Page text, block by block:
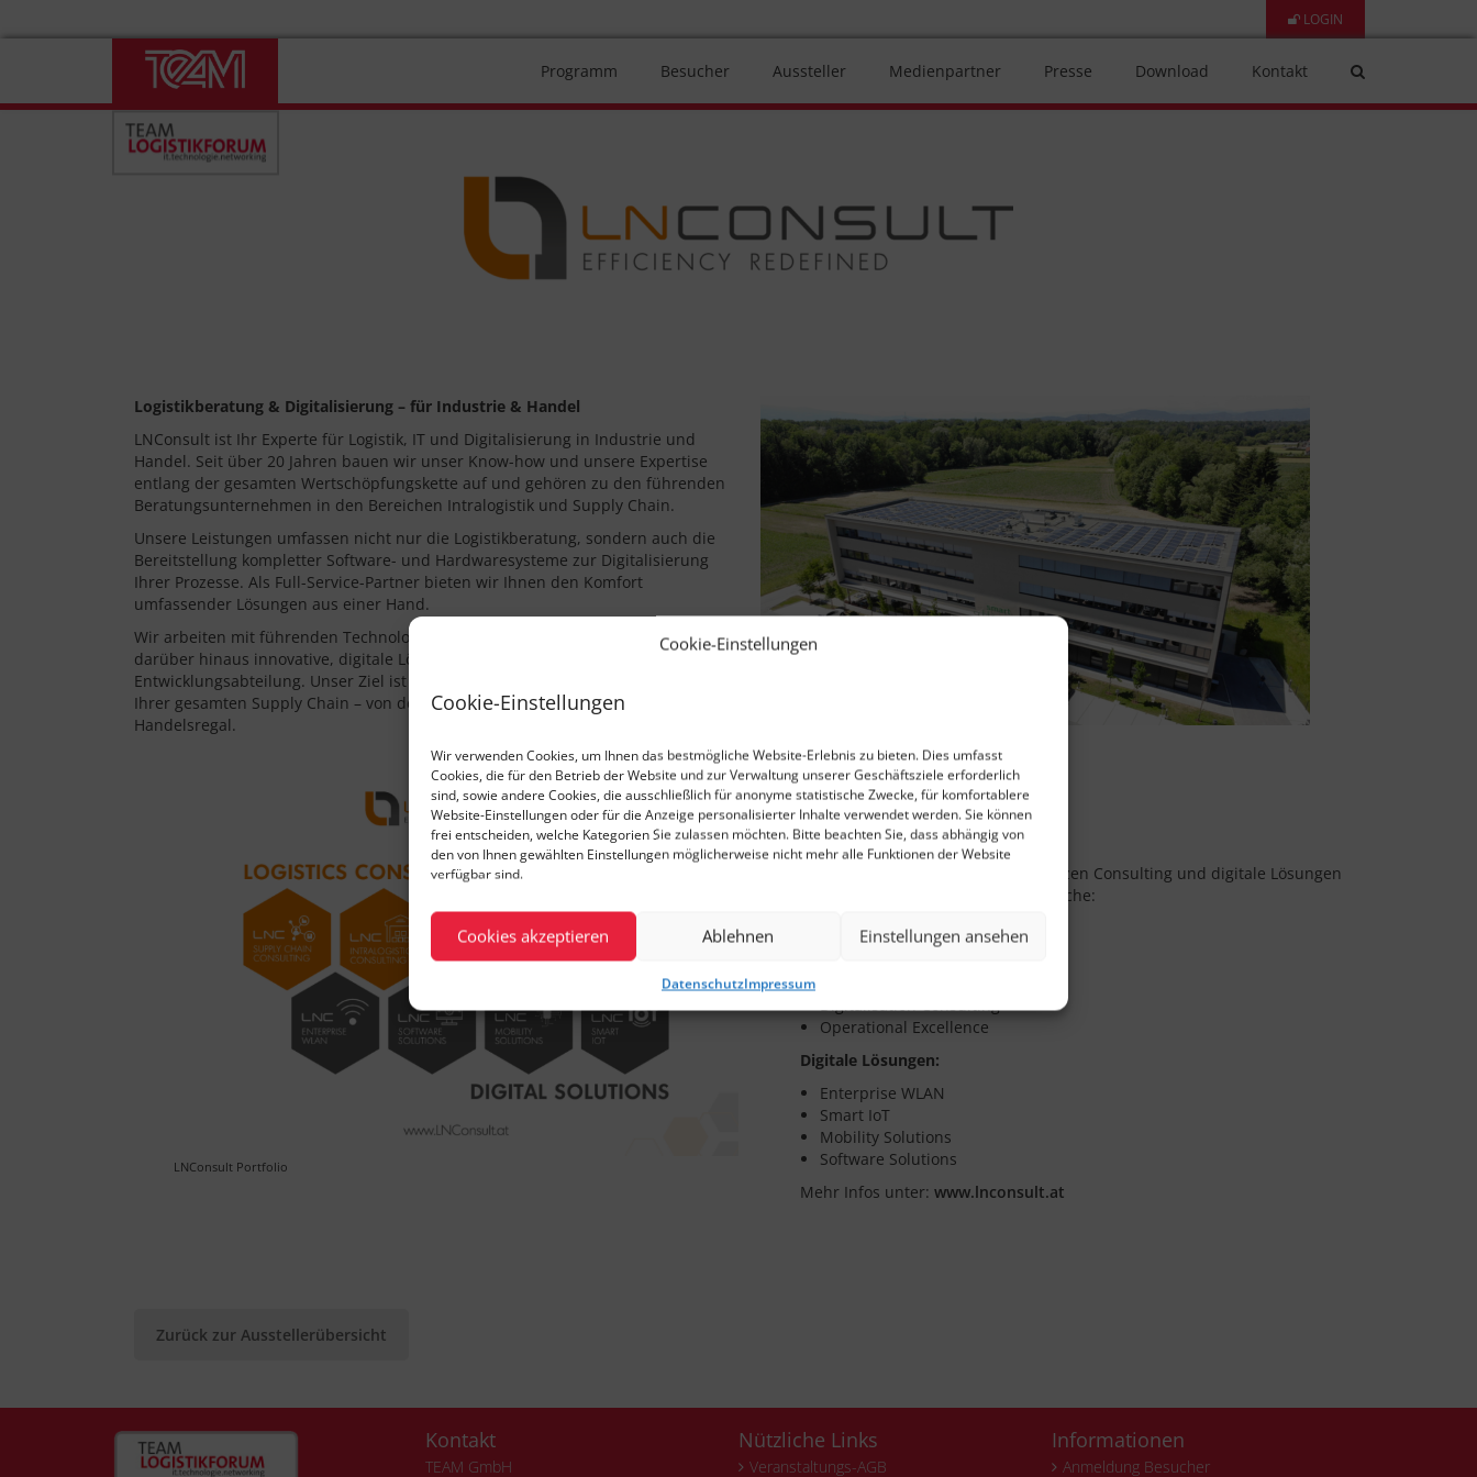
Cookie-Einstellungen
Cookie-Einstellungen
Wir verwenden Cookies, um Ihnen das bestmögliche Website-Erlebnis zu bieten. Dies umfasst
Cookies, die für den Betrieb der Website und zur Verwaltung unserer Geschäftsziele erforderlich
sind, sowie andere Cookies, die ausschließlich für anonyme statistische Zwecke, für komfortablere
Website-Einstellungen oder für die Anzeige personalisierter Inhalte verwendet werden. Sie können
frei entscheiden, welche Kategorien Sie zulassen möchten. Bitte beachten Sie, dass abhängig von
den von Ihnen gewählten Einstellungen möglicherweise nicht mehr alle Funktionen der Website
verfügbar sind.
Cookies akzeptieren Ablehnen Einstellungen ansehen
DatenschutzImpressum
LOGIN
Programm Besucher Aussteller Medienpartner Presse Download Kontakt
Logistikberatung & Digitalisierung – für Industrie & Handel
LNConsult ist Ihr Experte für Logistik, IT und Digitalisierung in Industrie und
Handel. Seit über 20 Jahren bauen wir unser Know-how und unsere Expertise
entlang der gesamten Wertschöpfungskette auf und gehören zu den führenden
Beratungsunternehmen in den Bereichen Intralogistik und Supply Chain.
Unsere Leistungen umfassen nicht nur die Logistikberatung, sondern auch die
Bereitstellung kompletter Software- und Hardwaresysteme zur Digitalisierung
Ihrer Prozesse. Als Full-Service-Partner bieten wir Ihnen den Komfort
umfassender Lösungen aus einer Hand.
Wir arbeiten mit führenden Technologieunternehmen zusammen und entwickeln
darüber hinaus innovative, digitale Lösungen in unserer hausinternen
Entwicklungsabteilung. Unser Ziel ist die Optimierung und Effizienzsteigerung
Ihrer gesamten Supply Chain – von der Produktion über die Logistik bis hin zum
Handelsregal.
LNConsult Portfolio
Kernkompetenzen neu gedacht
Die übergeordneten Kernkompetenzen Consulting und digitale Lösungen
gliedert LNConsult je in 4 Kernbereiche:
Consulting:
Digitalisation Consulting
Operational Excellence
Digitale Lösungen:
Enterprise WLAN
Smart IoT
Mobility Solutions
Software Solutions
Mehr Infos unter: www.lnconsult.at
Zurück zur Ausstellerübersicht
Kontakt
TEAM GmbH
Nützliche Links
Veranstaltungs-AGB
Informationen
Anmeldung Besucher